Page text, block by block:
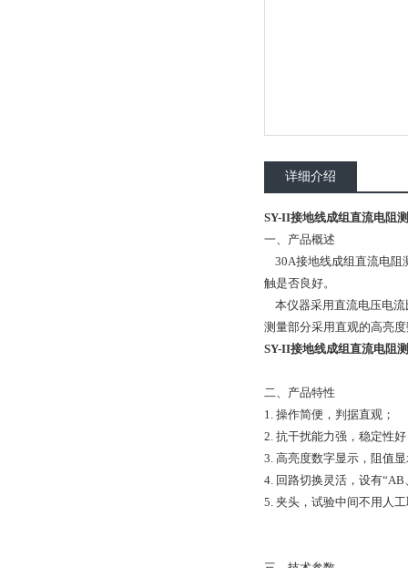
详细介绍
SY-II接地线成组直流电阻
一、产品概述
30A接地线成组直流电阻
触是否良好。
本仪器采用直流电压电流
测量部分采用直观的高亮
SY-II接地线成组直流电阻
二、产品特性
1. 操作简便，判据直观；
2. 抗干扰能力强，稳定性
3. 高亮度数字显示，阻值
4. 回路切换灵活，设有
5. 夹头，试验中间不用人